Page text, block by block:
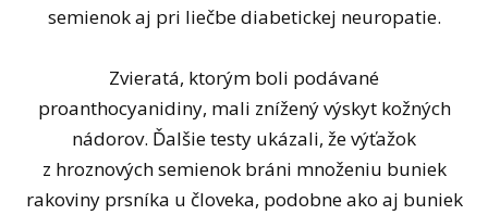
semienok aj pri liečbe diabetickej neuropatie.
Zvieratá, ktorým boli podávané
proanthocyanidiny, mali znížený výskyt kožných
nádorov. Ďalšie testy ukázali, že výťažok
z hroznových semienok bráni množeniu buniek
rakoviny prsníka u človeka, podobne ako aj buniek